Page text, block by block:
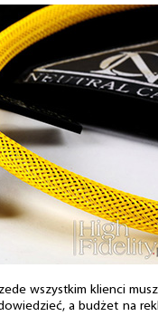
wszystkim klienci
a budżet na